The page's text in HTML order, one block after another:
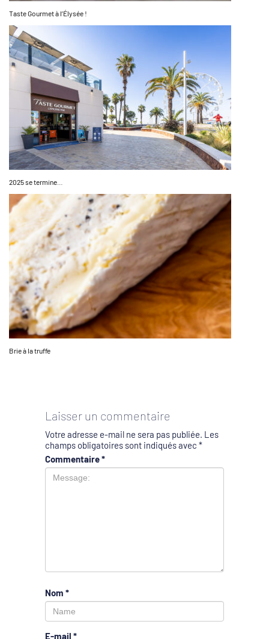
Taste Gourmet à l’Élysée !
2025 se termine…
Brie à la truffe
Laisser un commentaire
Votre adresse e-mail ne sera pas publiée. Les
champs obligatoires sont indiqués avec *
Commentaire*
Nom *
E-mail *